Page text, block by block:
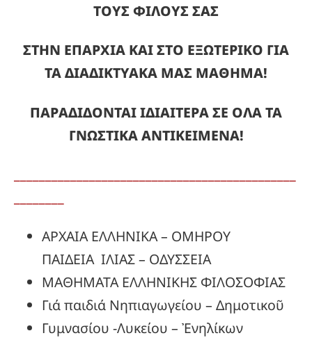
ΤΟΥΣ ΦΙΛΟΥΣ ΣΑΣ
ΣΤΗΝ ΕΠΑΡΧΙΑ ΚΑΙ ΣΤΟ ΕΞΩΤΕΡΙΚΟ ΓΙΑ
ΤΑ ΔΙΑΔΙΚΤΥΑΚΑ ΜΑΣ ΜΑΘΗΜΑ!
ΠΑΡΑΔΙΔΟΝΤΑΙ ΙΔΙΑΙΤΕΡΑ ΣΕ ΟΛΑ ΤΑ
ΓΝΩΣΤΙΚΑ ΑΝΤΙΚΕΙΜΕΝΑ!
ΑΡΧΑΙΑ ΕΛΛΗΝΙΚΑ – ΟΜΗΡΟΥ
ΠΑΙΔΕΙΑ ΙΛΙΑΣ – ΟΔΥΣΣΕΙΑ
ΜΑΘΗΜΑΤΑ ΕΛΛΗΝΙΚΗΣ ΦΙΛΟΣΟΦΙΑΣ
Γιά παιδιά Νηπιαγωγείου – Δημοτικοῦ
Γυμνασίου -Λυκείου – Ἐνηλίκων